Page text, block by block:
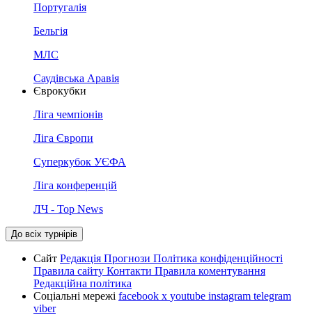
Португалія
Бельгія
МЛС
Саудівська Аравія
Єврокубки
Ліга чемпіонів
Ліга Європи
Суперкубок УЄФА
Ліга конференцій
ЛЧ - Top News
До всіх турнірів
Сайт Редакція Прогнози Політика конфіденційності
Правила сайту Контакти Правила коментування
Редакційна політика
Соціальні мережі facebook x youtube instagram telegram
viber